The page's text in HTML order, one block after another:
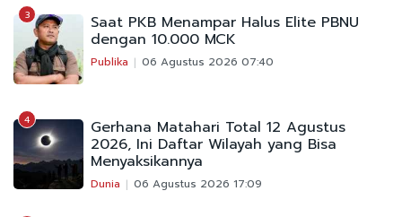
3 Saat PKB Menampar Halus Elite PBNU
dengan 10.000 MCK
Publika 06 Agustus 2026 07:40
4 Gerhana Matahari Total 12 Agustus
2026, Ini Daftar Wilayah yang Bisa
Menyaksikannya
Dunia 06 Agustus 2026 17:09